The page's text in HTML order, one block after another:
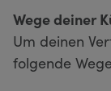
Wege deiner
Um deinen
folgende